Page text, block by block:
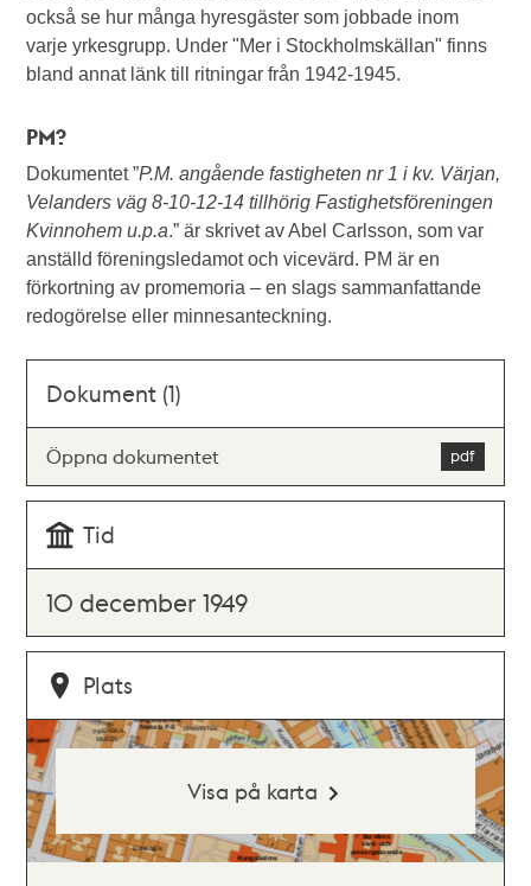
också se hur många hyresgäster som jobbade inom
varje yrkesgrupp. Under "Mer i Stockholmskällan" finns
bland annat länk till ritningar från 1942-1945.
PM?
Dokumentet ”P.M. angående fastigheten nr 1 i kv. Värjan,
Velanders väg 8-10-12-14 tillhörig Fastighetsföreningen
Kvinnohem u.p.a.” är skrivet av Abel Carlsson, som var
anställd föreningsledamot och vicevärd. PM är en
förkortning av promemoria – en slags sammanfattande
redogörelse eller minnesanteckning.
Dokument (1)
Öppna dokumentet
Tid
10 december 1949
Plats
Visa på karta